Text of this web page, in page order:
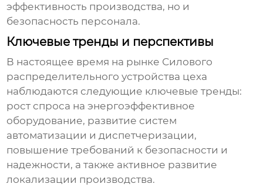
эффективность производства, но и
безопасность персонала.
Ключевые тренды и перспективы
В настоящее время на рынке Силового
распределительного устройства цеха
наблюдаются следующие ключевые тренды:
рост спроса на энергоэффективное
оборудование, развитие систем
автоматизации и диспетчеризации,
повышение требований к безопасности и
надежности, а также активное развитие
локализации производства.